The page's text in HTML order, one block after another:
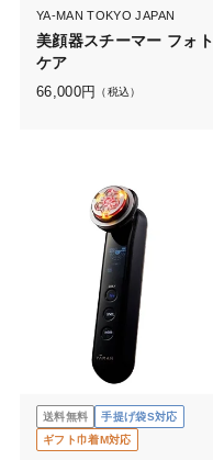
YA-MAN TOKYO JAPAN
美顔器スチーマー フォト
ケア
66,000円 （税込）
送料無料
手提げ袋S対応
ギフト巾着M対応